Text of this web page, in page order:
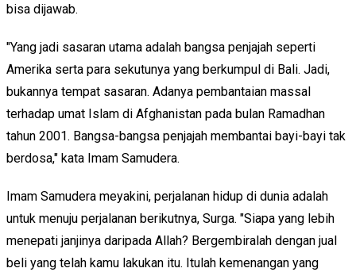
bisa dijawab.
"Yang jadi sasaran utama adalah bangsa penjajah seperti
Amerika serta para sekutunya yang berkumpul di Bali. Jadi,
bukannya tempat sasaran. Adanya pembantaian massal
terhadap umat Islam di Afghanistan pada bulan Ramadhan
tahun 2001. Bangsa-bangsa penjajah membantai bayi-bayi tak
berdosa," kata Imam Samudera.
Imam Samudera meyakini, perjalanan hidup di dunia adalah
untuk menuju perjalanan berikutnya, Surga. "Siapa yang lebih
menepati janjinya daripada Allah? Bergembiralah dengan jual
beli yang telah kamu lakukan itu. Itulah kemenangan yang